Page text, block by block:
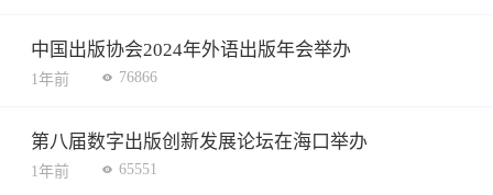
中国出版协会2024年外语出版年会举办
1年前 76866
第八届数字出版创新发展论坛在海口举办
1年前 65551